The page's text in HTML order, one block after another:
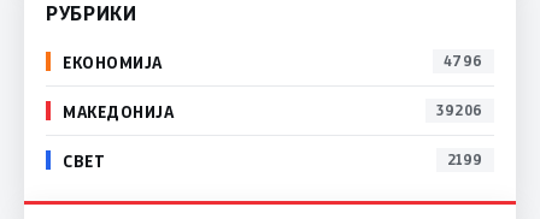
РУБРИКИ
ЕКОНОМИЈА 4796
МАКЕДОНИЈА 39206
СВЕТ 2199